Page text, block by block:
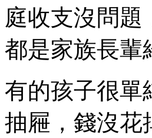
庭收支沒問題
都是家族長輩
有的孩子很單
抽屜，錢沒花